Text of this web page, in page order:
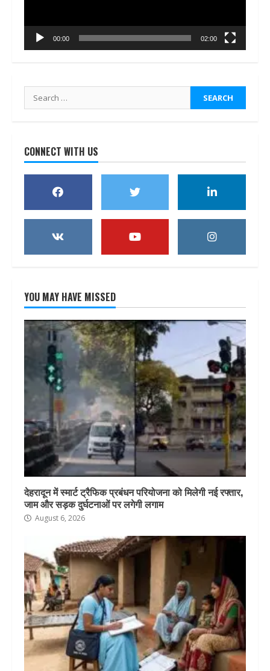
00:00 02:00
Search
for:
CONNECT WITH US
YOU MAY HAVE MISSED
देहरादून में स्मार्ट ट्रैफिक प्रबंधन परियोजना को मिलेगी नई रफ्तार,
जाम और सड़क दुर्घटनाओं पर लगेगी लगाम
August 6, 2026